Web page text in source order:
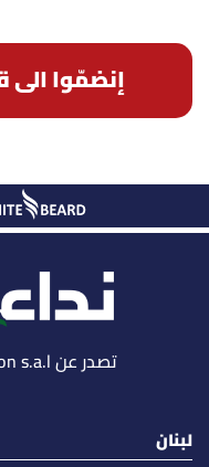
إنضمّوا الى
تصدر عن Lebanese Media Production s.a.l
لبنان